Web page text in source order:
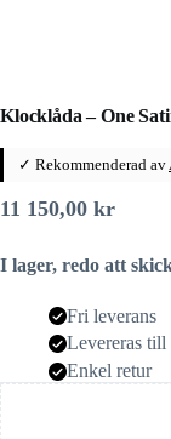
Klocklåda – One
✓ Rekommenderad av
11 150,00 kr
I lager, redo att
Fri leverans
Levereras
Enkel retur